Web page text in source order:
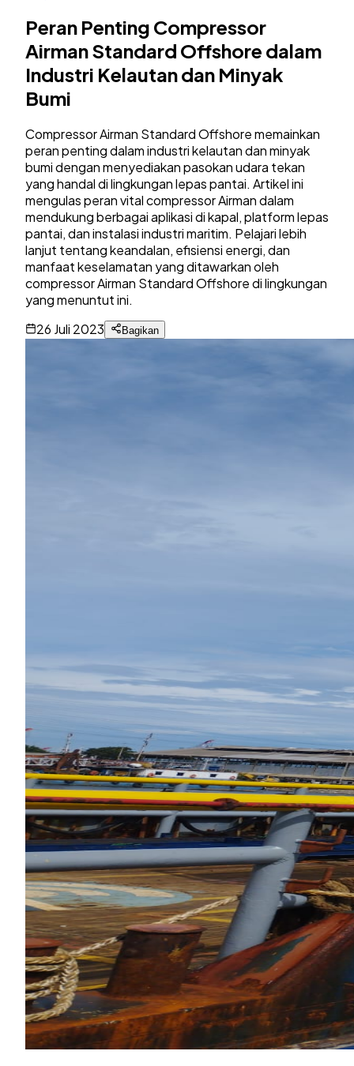
Peran Penting Compressor
Airman Standard Offshore dalam
Industri Kelautan dan Minyak
Bumi
Compressor Airman Standard Offshore memainkan
peran penting dalam industri kelautan dan minyak
bumi dengan menyediakan pasokan udara tekan
yang handal di lingkungan lepas pantai. Artikel ini
mengulas peran vital compressor Airman dalam
mendukung berbagai aplikasi di kapal, platform lepas
pantai, dan instalasi industri maritim. Pelajari lebih
lanjut tentang keandalan, efisiensi energi, dan
manfaat keselamatan yang ditawarkan oleh
compressor Airman Standard Offshore di lingkungan
yang menuntut ini.
26 Juli 2023
Bagikan